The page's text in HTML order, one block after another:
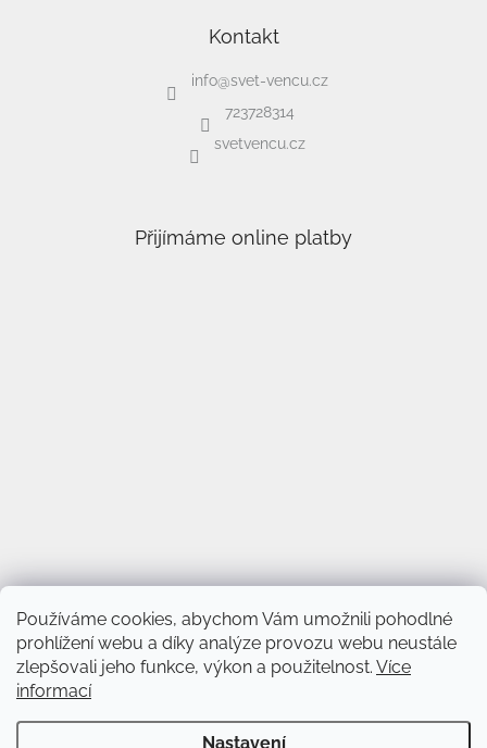
Používáme cookies, abychom Vám umožnili pohodlné
prohlížení webu a díky analýze provozu webu neustále
zlepšovali jeho funkce, výkon a použitelnost. Více
informací
Nastavení
Kontakt
info@svet-vencu.cz
723728314
svetvencu.cz
Přijímáme online platby
Vytvořil Shoptet